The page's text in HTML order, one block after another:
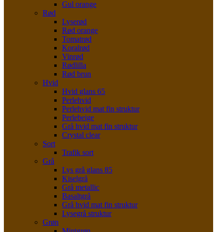
Gul orange
Rød
Lyserød
Rød orange
Tomatrød
Koralrød
Vinrød
Rødlilla
Rød brun
Hvid
Hvid glans 65
Perlehvid
Perlehvid mat fin struktur
Perlebeige
Grå hvid mat fin struktur
Crystal clear
Sort
Trafik sort
Grå
Lys grå glans 85
Kiselgrå
Grå metallic
Basaltgrå
Grå hvid mat fin struktur
Lysegrå struktur
Grøn